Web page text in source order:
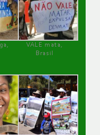
VALE mata,
Brasil